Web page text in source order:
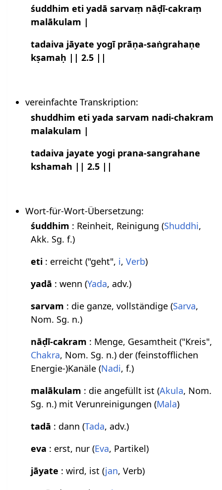
śuddhim eti yadā sarvaṃ nāḍī-cakraṃ
malākulam |
tadaiva jāyate yogī prāṇa-saṅgrahaṇe
kṣamaḥ || 2.5 ||
vereinfachte Transkription:
shuddhim eti yada sarvam nadi-chakram
malakulam |
tadaiva jayate yogi prana-sangrahane
kshamah || 2.5 ||
Wort-für-Wort-Übersetzung:
śuddhim : Reinheit, Reinigung (Shuddhi,
Akk. Sg. f.)
eti : erreicht ("geht", i, Verb‏‎)
yadā : wenn (Yada, adv.)
sarvam : die ganze, vollständige (Sarva,
Nom. Sg. n.)
nāḍī-cakram : Menge, Gesamtheit ("Kreis",
Chakra, Nom. Sg. n.) der (feinstofflichen
Energie-)Kanäle (Nadi, f.)
malākulam : die angefüllt ist (Akula, Nom.
Sg. n.) mit Verunreinigungen (Mala)
tadā : dann (Tada, adv.)
eva : erst, nur (Eva, Partikel)
jāyate : wird, ist (jan
, Verb‏‎)